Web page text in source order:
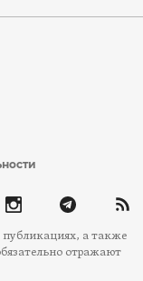
а также
отражают